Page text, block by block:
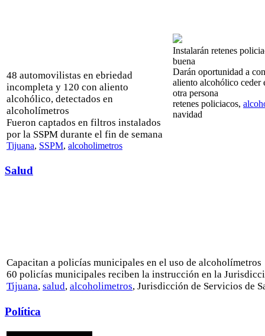
48 automovilistas en ebriedad
incompleta y 120 con aliento
alcohólico, detectados en
alcoholímetros
Fueron captados en filtros instalados
por la SSPM durante el fin de semana
Tijuana, SSPM, alcoholimetros
Instalarán retenes
buena
Darán oportunidad a
aliento alcohólico ceder
otra persona
retenes policiacos,
navidad
Salud
Capacitan a policías municipales en el uso de alcoholímetros
60 policías municipales reciben la instrucción en la
Tijuana, salud, alcoholimetros, Jurisdicción de Servicios de
Política